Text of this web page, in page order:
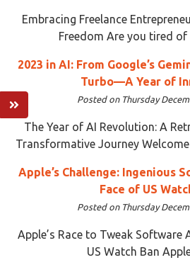
Embracing Freelance
Freedom Are you tired of
2023 in AI: From Google’s
Turbo—A Year of
Posted on Thursday
The Year of AI Revolution: A
Transformative Journey
Apple’s Challenge: Ingenious
Face of US
Posted on Thursday
Apple’s Race to Tweak Software
US Watch Ban